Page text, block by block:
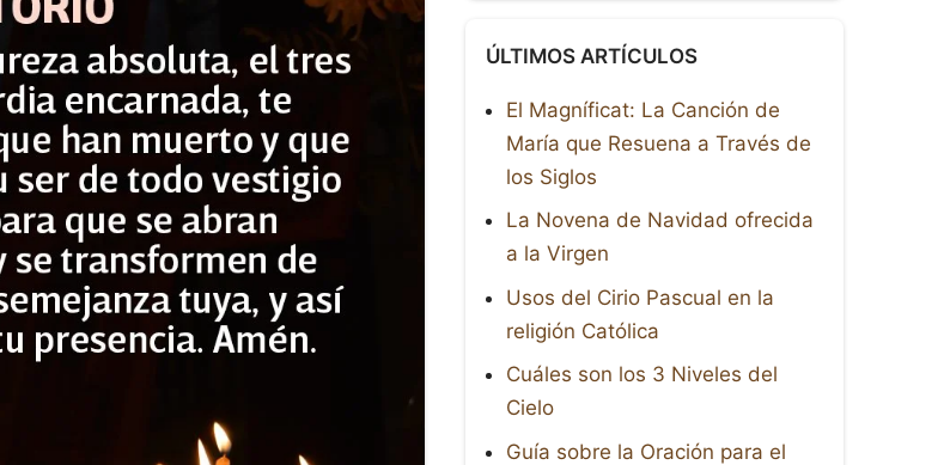
ÚLTIMOS ARTÍCULOS
El Magníficat: La Canción de
María que Resuena a Través de
los Siglos
La Novena de Navidad ofrecida
a la Virgen
Usos del Cirio Pascual en la
religión Católica
Cuáles son los 3 Niveles del
Cielo
Guía sobre la Oración para el